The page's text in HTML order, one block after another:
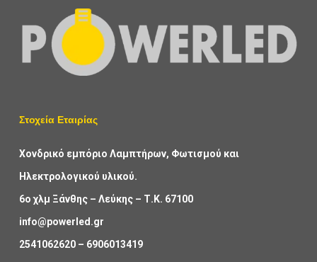
Στοχεία Εταιρίας
Χονδρικό εμπόριο Λαμπτήρων, Φωτισμού και
Ηλεκτρολογικού υλικού.
6ο χλμ Ξάνθης – Λεύκης – Τ.Κ. 67100
info@powerled.gr
2541062620– 6906013419